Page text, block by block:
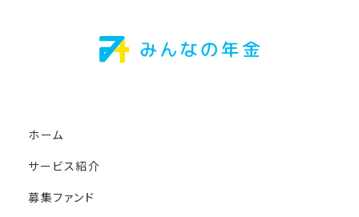
ホーム
サービス紹介
募集ファンド